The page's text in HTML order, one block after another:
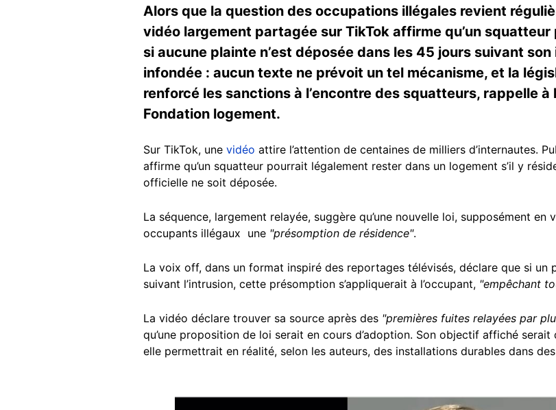
Alors que la question des occupations illégales revient
vidéo largement partagée sur TikTok affirme qu’un
si aucune plainte n’est déposée dans les 45 jours suivant
infondée : aucun texte ne prévoit un tel mécanisme, et la
renforcé les sanctions à l’encontre des squatteurs, rappelle à
Fondation logement.
Sur TikTok, une vidéo attire l’attention de centaines de milliers d’internautes.
affirme qu’un squatteur pourrait légalement rester dans un logement s’il y
officielle ne soit déposée.
La séquence, largement relayée, suggère qu’une nouvelle loi, supposément
occupants illégaux une "présomption de résidence".
La voix off, dans un format inspiré des reportages télévisés, déclare que si un
suivant l’intrusion, cette présomption s’appliquerait à l’occupant, "empêchant
La vidéo déclare trouver sa source après des "premières fuites relayées par
qu’une proposition de loi serait en cours d’adoption. Son objectif affiché
elle permettrait en réalité, selon les auteurs, des installations durables dans